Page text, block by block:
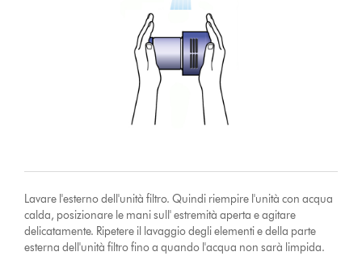
Lavare l'esterno dell'unità filtro. Quindi riempire l'unità con acqua
calda, posizionare le mani sull' estremità aperta e agitare
delicatamente. Ripetere il lavaggio degli elementi e della parte
esterna dell'unità filtro fino a quando l'acqua non sarà limpida.